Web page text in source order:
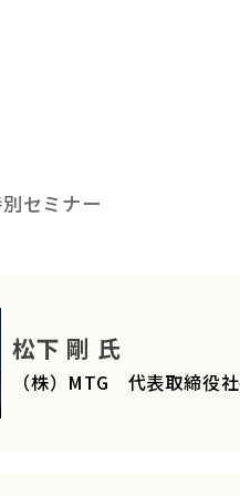
セミナー
松下 剛 氏
（株）MTG 代表取締役